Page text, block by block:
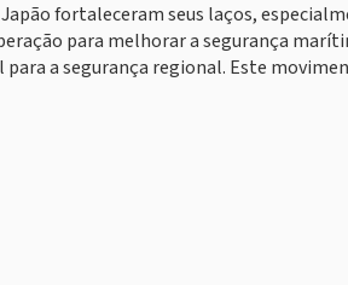
fortaleceram seus laços,
para melhorar a segurança
a segurança regional. Este